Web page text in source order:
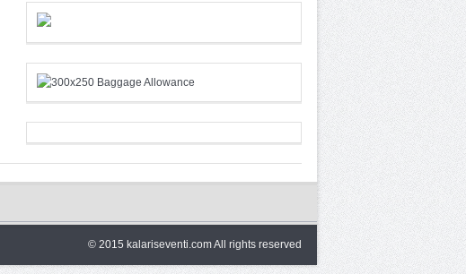
© 2015 kalariseventi.com All rights reserved